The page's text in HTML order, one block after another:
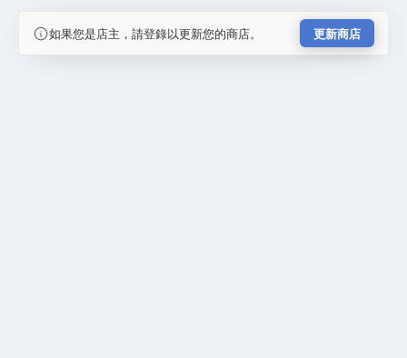
如果您是店主，請登錄以更新您的商店。 更新商店